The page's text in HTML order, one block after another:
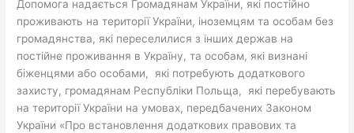
Допомога надається Громадянам України, які постійно
проживають на території України, іноземцям та особам без
громадянства, які переселилися з інших держав на
постійне проживання в Україну, та особам, які визнані
біженцями або особами, які потребують додаткового
захисту, громадянам Республіки Польща, які перебувають
на території України на умовах, передбачених Законом
України «Про встановлення додаткових правових та
на
пенсію,
та
особам
з
інвалідністю